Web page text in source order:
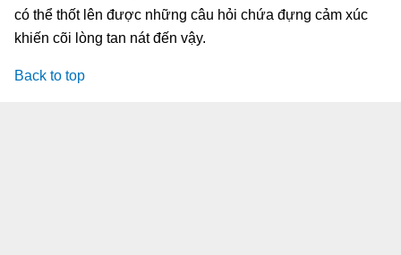
có thể thốt lên được những câu hỏi chứa đựng cảm xúc
khiến cõi lòng tan nát đến vậy.
Back to top